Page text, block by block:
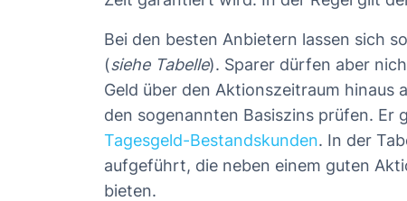
Bei den besten Anbietern lassen sich
(siehe Tabelle). Sparer dürfen aber
Geld über den Aktionszeitraum hinaus
den sogenannten Basiszins prüfen. Er
Tagesgeld-Bestandskunden. In der
aufgeführt, die neben einem guten
bieten.